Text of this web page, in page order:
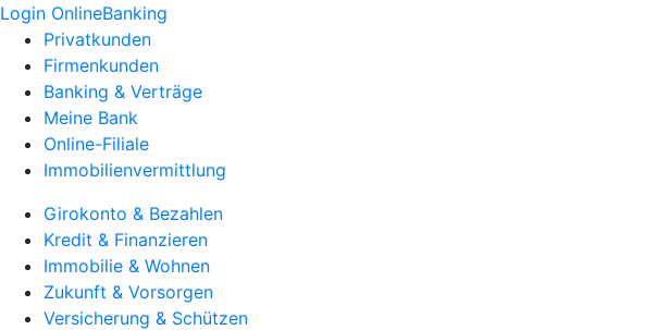
Login OnlineBanking
Privatkunden
Firmenkunden
Banking & Verträge
Meine Bank
Online-Filiale
Immobilienvermittlung
Girokonto & Bezahlen
Kredit & Finanzieren
Immobilie & Wohnen
Zukunft & Vorsorgen
Versicherung & Schützen